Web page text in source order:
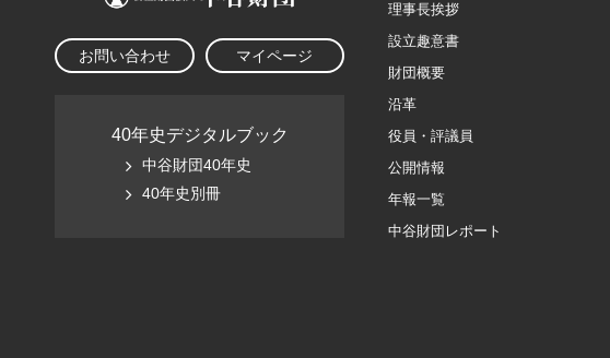
お問い合わせ マイページ
40年史デジタルブック
中谷財団40年史
40年史別冊
理事長挨拶
設立趣意書
財団概要
沿革
役員・評議員
公開情報
年報一覧
中谷財団レポート